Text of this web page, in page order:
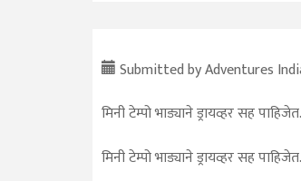
Submitted byAdventures
मिनी टेम्पो भाड्याने ड्रायव्हर सह
मिनी टेम्पो भाड्याने ड्रायव्हर सह